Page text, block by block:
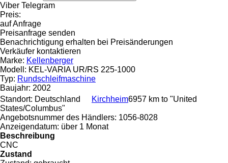
Viber Telegram
Preis:
auf Anfrage
Preisanfrage senden
Benachrichtigung erhalten bei Preisänderungen
Verkäufer kontaktieren
Marke: Kellenberger
Modell: KEL-VARIA UR/RS 225-1000
Typ: Rundschleifmaschine
Baujahr: 2002
Standort: Deutschland Kirchheim6957 km to "United
States/Columbus"
Angebotsnummer des Händlers: 1056-8028
Anzeigendatum: über 1 Monat
Beschreibung
CNC
Zustand